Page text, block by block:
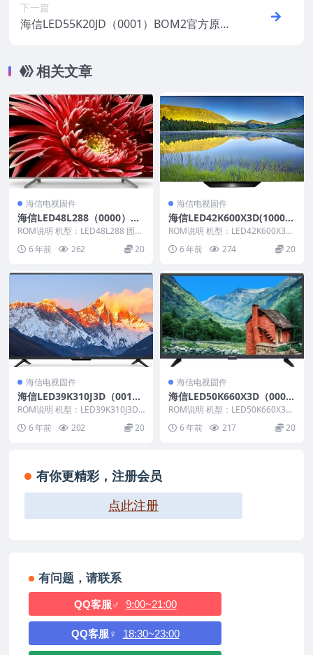
下一篇
海信LED55K20JD（0001）BOM2官方原厂
相关文章
海信电视固件
海信LED48L288（0000）BO
M1本地OTA固件升级包
ROM说明 机型：LED48L288 固件
版本：（0000） BOM：1 海信L...
6 年前 262 20
海信电视固件
海信LED42K600X3D(1000)B
OM21官方原厂USB刷机电视
固件包
ROM说明 机型：LED42K600X3D
固件版本：（1000） BOM：21...
6 年前 274 20
海信电视固件
海信LED39K310J3D（001
3）BOM4官方原厂USB刷机
电视固件包
ROM说明 机型：LED39K310J3D
固件版本：（0013） BOM：4 ...
6 年前 202 20
海信电视固件
海信LED50K660X3D（000
0）BOM1官方原厂USB刷机
电视固件包
ROM说明 机型：LED50K660X3D
固件版本：（0000） BOM：1 ...
6 年前 217 20
有你更精彩，注册会员
点此注册
有问题，请联系
QQ客服♂ 9:00~21:00
QQ客服♀ 18:30~23:00